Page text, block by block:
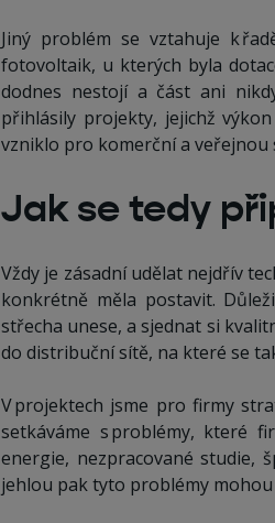
Jiný problém se vztahuje k
fotovoltaik, u kterých byla
dodnes nestojí a část ani
přihlásily projekty, jejichž
vzniklo pro komerční a veřejnou
Jak se tedy
Vždy je zásadní udělat nejdřív
konkrétně měla postavit.
střecha unese, a sjednat si
do distribuční sítě, na které se
V projektech jsme pro firmy
setkáváme s problémy, které
energie, nezpracované studie,
jehlou pak tyto problémy